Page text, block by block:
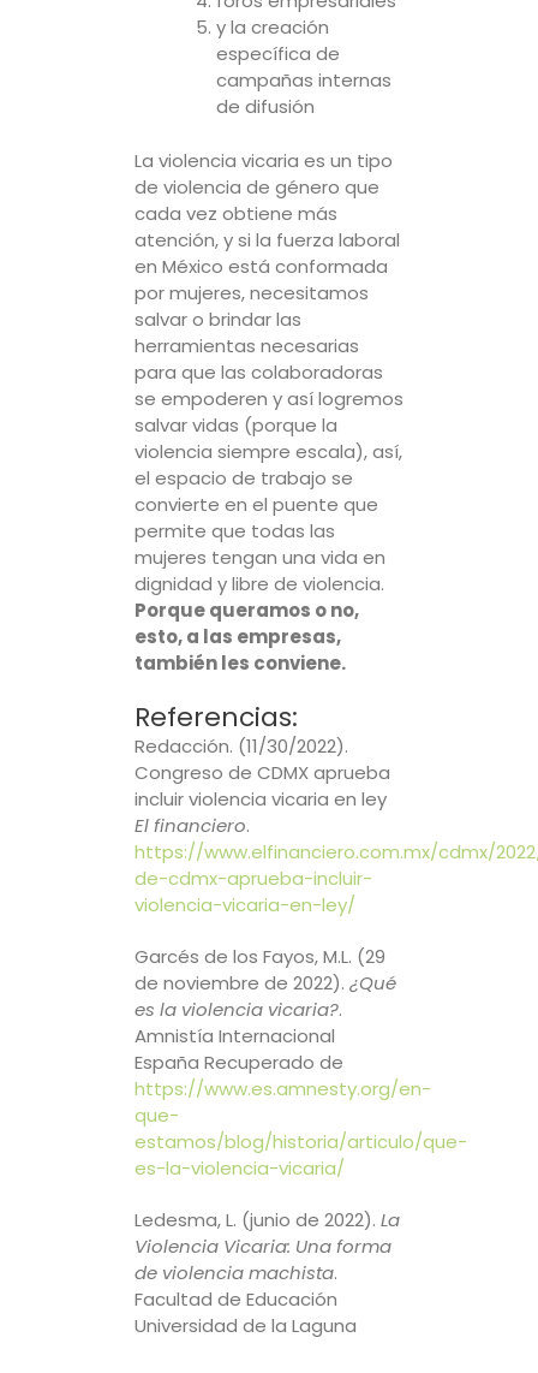
y la creación
específica de
campañas internas
de difusión
La violencia vicaria es un tipo
de violencia de género que
cada vez obtiene más
atención, y si la fuerza laboral
en México está conformada
por mujeres, necesitamos
salvar o brindar las
herramientas necesarias
para que las colaboradoras
se empoderen y así logremos
salvar vidas (porque la
violencia siempre escala), así,
el espacio de trabajo se
convierte en el puente que
permite que todas las
mujeres tengan una vida en
dignidad y libre de violencia.
Porque queramos o no,
esto, a las empresas,
también les conviene.
Referencias:
Redacción. (11/30/2022).
Congreso de CDMX aprueba
incluir violencia vicaria en ley
El financiero.
https://www.elfinanciero.com.mx/cdmx/
de-cdmx-aprueba-incluir-
violencia-vicaria-en-ley/
Garcés de los Fayos, M.L. (29
de noviembre de 2022). ¿Qué
es la violencia vicaria?.
Amnistía Internacional
España Recuperado de
https://www.es.amnesty.org/en-
que-
estamos/blog/historia/articulo/que-
es-la-violencia-vicaria/
Ledesma, L. (junio de 2022). La
Violencia Vicaria: Una forma
de violencia machista.
Facultad de Educación
Universidad de la Laguna